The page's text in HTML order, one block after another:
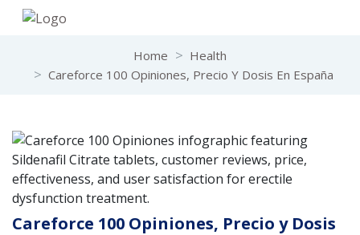
Home
Health
Careforce 100 Opiniones, Precio Y Dosis En España
Careforce 100 Opiniones, Precio y Dosis